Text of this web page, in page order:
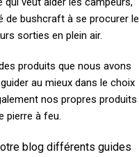
de bushcraft à se procurer le
sorties en plein air.
produits que nous avons
au mieux dans le choix
nos propres produits
pierre à feu.
blog différents guides